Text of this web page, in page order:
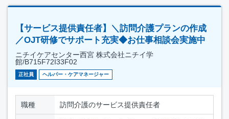
【サービス提供責任者】＼訪問介護プランの作成
／OJT研修でサポート充実◆お仕事相談会実施中
ニチイケアセンター西宮 株式会社ニチイ学
館/B715F72I33F02
正社員 ヘルパー・ケアマネージャー
職種 訪問介護のサービス提供責任者